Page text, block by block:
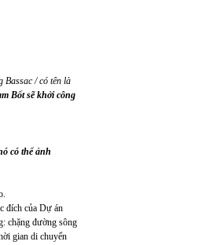
Bassac / có tên là
Bốt sẽ khởi công
có thể ảnh
đích của Dự án
chặng đường sông
gian di chuyển